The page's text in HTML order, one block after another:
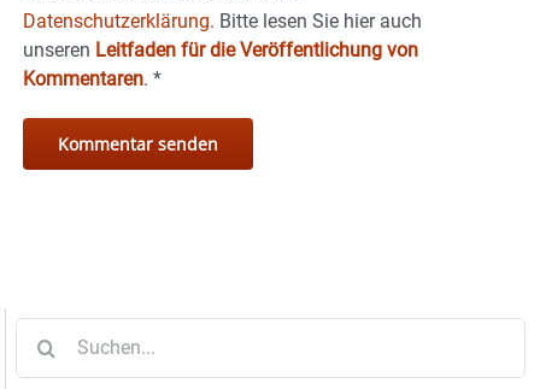
Datenschutzerklärung. Bitte lesen Sie hier auch
unseren Leitfaden für die Veröffentlichung von
Kommentaren. *
nach: